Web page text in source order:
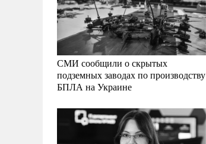
СМИ сообщили о скрытых
подземных заводах по производству
БПЛА на Украине